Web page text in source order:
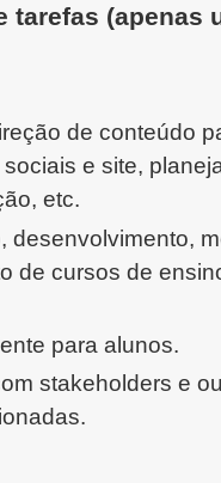
(apenas
de conteúdo
e site,
etc.
desenvolvimento,
de cursos de
para alunos.
stakeholders e